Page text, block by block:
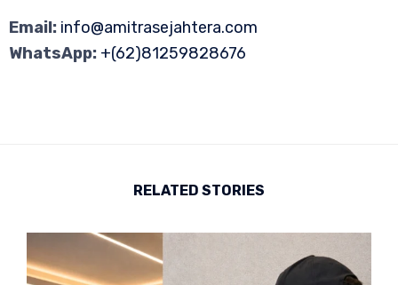
Email: info@amitrasejahtera.com
WhatsApp: +(62)81259828676
RELATED STORIES